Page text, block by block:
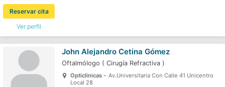
Ver perfil
Reservar cita
John Alejandro Cetina Gómez
Oftalmólogo ( Cirugía Refractiva )
Opticlinicas - Av.Universitaria Con Calle 41 Unicentro
Local 28